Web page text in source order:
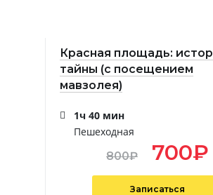
Красная площадь:
тайны (с посещением
мавзолея)
800₽ 700₽
Записаться
1ч 40 мин
Пешеходная